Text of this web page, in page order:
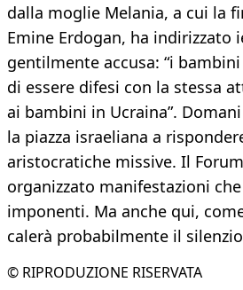
dalla moglie Melania, a cui la
Emine Erdogan, ha indirizzato
gentilmente accusa: “i
di essere difesi con la stessa
ai bambini in Ucraina”.
la piazza israeliana a
aristocratiche missive. Il
organizzato manifestazioni
imponenti. Ma anche qui,
calerà probabilmente il silenzio
© RIPRODUZIONE RISERVATA